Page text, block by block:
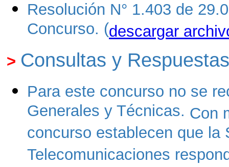
Resolución N° 1.403 de
Concurso. (descargar
> Consultas y Respuestas
Para este concurso no se
Generales y Técnicas. Con
concurso establecen que la
Telecomunicaciones